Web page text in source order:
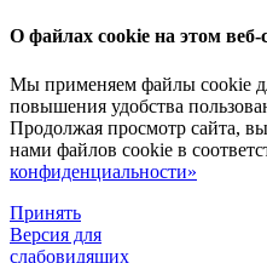
О файлах cookie на этом веб-
Мы применяем файлы cookie
повышения удобства
Продолжая просмотр сайта,
нами файлов cookie в
конфиденциальности»
Принять
Версия для
слабовидящих